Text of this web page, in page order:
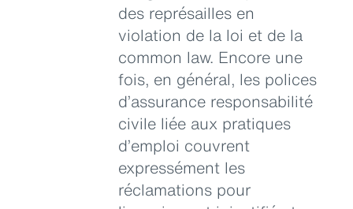
des représailles en
violation de la loi et de la
common law. Encore une
fois, en général, les polices
d’assurance responsabilité
civile liée aux pratiques
d’emploi couvrent
expressément les
réclamations pour